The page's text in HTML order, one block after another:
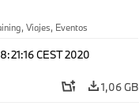
Viajes, Eventos
CEST 2020
1,06 GB